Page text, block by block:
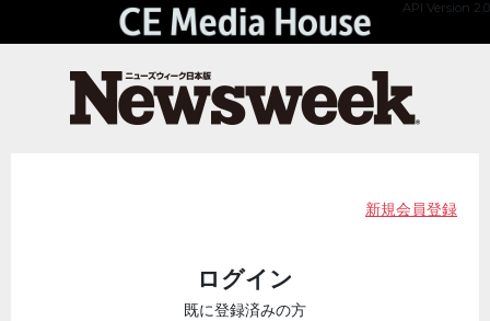
API Version 2.0
新規会員登録
ログイン
既に登録済みの方